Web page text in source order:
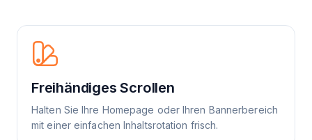
Freihändiges Scrollen
Halten Sie Ihre Homepage oder Ihren Bannerbereich
mit einer einfachen Inhaltsrotation frisch.